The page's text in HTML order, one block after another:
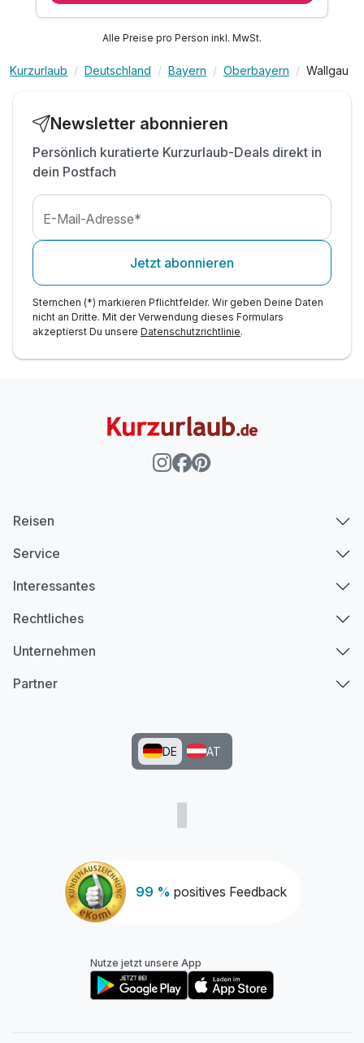
1 x ZugspitzCard für 5 Tage inkl. Zugspitze für 2
Zimmer
Alle Preise pro Person inkl. MwSt.
Kurzurlaub Deutschland Bayern Oberbayern Wallgau
Newsletter abonnieren
Persönlich kuratierte Kurzurlaub-Deals direkt in
dein Postfach
E-Mail-Adresse*
Jetzt abonnieren
Sternchen (*) markieren Pflichtfelder. Wir geben Deine Daten
nicht an Dritte. Mit der Verwendung dieses Formulars
akzeptierst Du unsere Datenschutzrichtlinie.
99 % positives Feedback
Reisen
Service
Interessantes
Rechtliches
Unternehmen
Partner
DE AT
Nutze jetzt unsere App